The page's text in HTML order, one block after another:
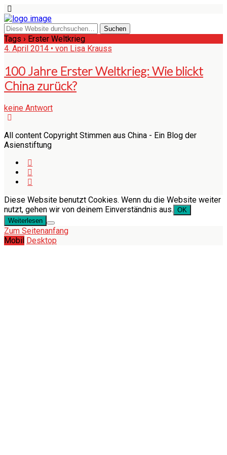
Tags › Erster Weltkrieg
4. April 2014 • von Lisa Krauss
100 Jahre Erster Weltkrieg: Wie blickt
China zurück?
keine Antwort
All content Copyright Stimmen aus China - Ein Blog der
Asienstiftung
Diese Website benutzt Cookies. Wenn du die Website weiter
nutzt, gehen wir von deinem Einverständnis aus. OK
Weiterlesen
Zum Seitenanfang
Mobil Desktop